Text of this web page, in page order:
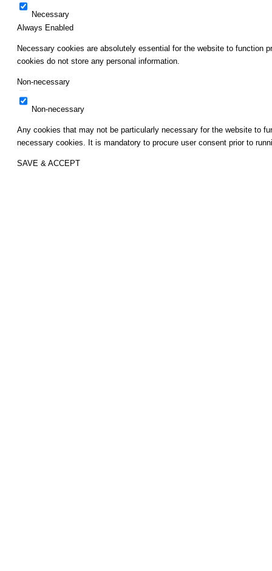
Necessary
Always Enabled
Necessary cookies are absolutely essential for the website to function
cookies do not store any personal information.
Non-necessary
Non-necessary
Any cookies that may not be particularly necessary for the website to
necessary cookies. It is mandatory to procure user consent prior to
SAVE & ACCEPT